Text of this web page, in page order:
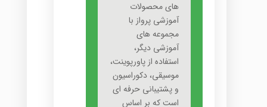
های محصولات
آموزشی پرواز با
مجموعه های
آموزشی دیگر،
استفاده از پاورپوینت،
موسیقی، دکوراسیون
و پشتیبانی حرفه ای
است که بر اساس